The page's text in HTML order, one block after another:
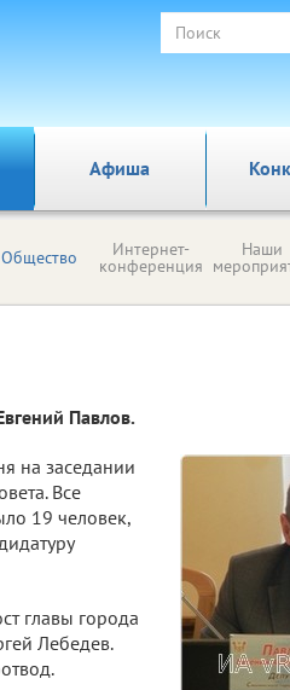
Афиша
Общество Интернет-
конференция
Наши
Павлов.
на заседании
Все
19 человек,
главы города
Лебедев.